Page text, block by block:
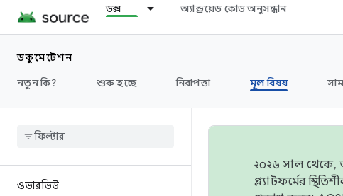
ডক্স অ্যান্ড্রয়েড কোড অনুসন্ধান
ডকুমেন্টেশন
নতুন কি?
শুরু হচ্ছে নিরাপত্তা মূল বিষয়
ওভারভিউ
২০২৬ সাল থেকে,
প্ল্যাটফর্মের